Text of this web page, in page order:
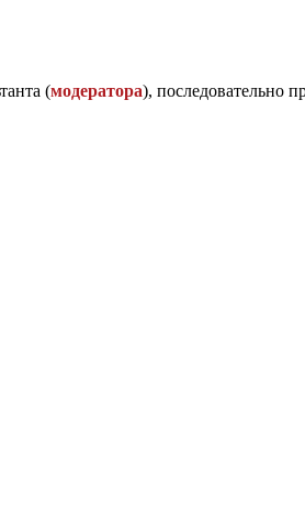
(модератора), последовательно